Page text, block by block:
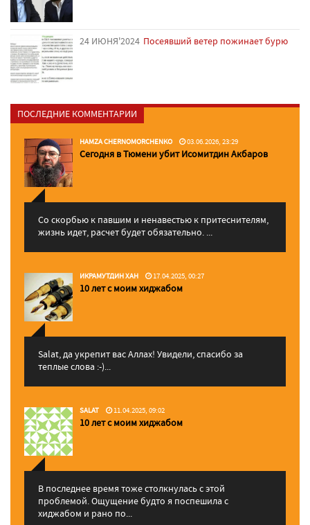
24 ИЮНЯ'2024 Посеявший ветер пожинает бурю
ПОСЛЕДНИЕ КОММЕНТАРИИ
HAMZA CHERNOMORCHENKO 03.06.2026, 23:29
Сегодня в Тюмени убит Исомитдин Акбаров
Со скорбью к павшим и ненавестью к притеснителям,
жизнь идет, расчет будет обязательно. ...
ИКРАМУТДИН ХАН 17.04.2025, 00:27
10 лет с моим хиджабом
Salat, да укрепит вас Аллаx! Увидели, спасибо за
теплые слова :-)...
SALAT 11.04.2025, 09:02
10 лет с моим хиджабом
В последнее время тоже столкнулась с этой
проблемой. Ощущение будто я поспешила с
хиджабом и рано по...